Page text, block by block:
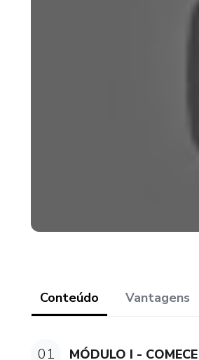
Conteúdo Vantagens
01 MÓDULO I -